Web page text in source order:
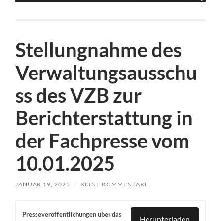
Stellungnahme des
Verwaltungsausschu
ss des VZB zur
Berichterstattung in
der Fachpresse vom
10.01.2025
JANUAR 19, 2025 / KEINE KOMMENTARE
Presseveröffentlichungen über das
Herunterladen